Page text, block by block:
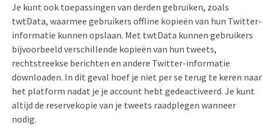
Je kunt ook toepassingen van derden gebruiken, zoals
twtData, waarmee gebruikers offline kopieën van hun Twitter-
informatie kunnen opslaan. Met twtData kunnen gebruikers
bijvoorbeeld verschillende kopieën van hun tweets,
rechtstreekse berichten en andere Twitter-informatie
downloaden. In dit geval hoef je niet per se terug te keren naar
het platform nadat je je account hebt gedeactiveerd. Je kunt
altijd de reservekopie van je tweets raadplegen wanneer
nodig.